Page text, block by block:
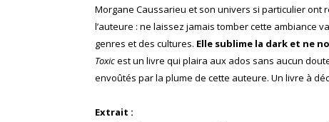
Morgane Caussarieu et son univers si particulier ont
l’auteure : ne laissez jamais tomber cette ambiance
genres et des cultures. Elle sublime la dark et ne
Toxicest un livre qui plaira aux ados sans aucun
envoûtés par la plume de cette auteure. Un livre à
Extrait :